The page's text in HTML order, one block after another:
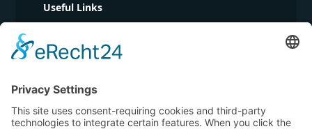
Useful Links
101 Miro
101 Canva
101 Tasks